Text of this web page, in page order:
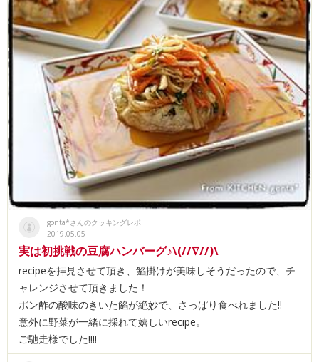
gonta*さんのクッキングレポ
2019.05.05
実は初挑戦の豆腐ハンバーグ♪\(//∇//)\
recipeを拝見させて頂き、餡掛けが美味しそうだったので、チ
ャレンジさせて頂きました！
ポン酢の酸味のきいた餡が絶妙で、さっぱり食べれました‼︎
意外に野菜が一緒に採れて嬉しいrecipe。
ご馳走様でした‼︎‼︎